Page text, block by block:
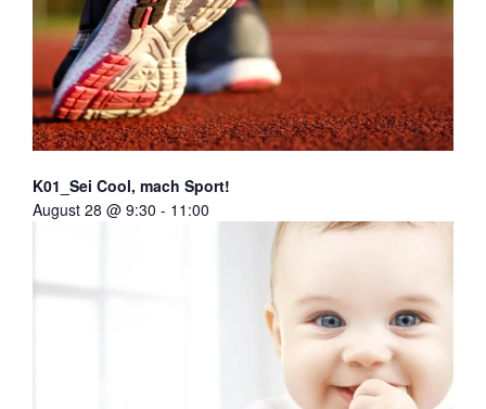
K01_Sei Cool, mach Sport!
August 28 @ 9:30 - 11:00